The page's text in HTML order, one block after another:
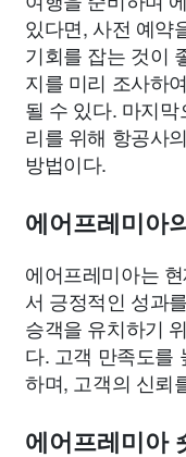
있다면, 사전 예약
기회를 잡는 것이
지를 미리 조사하
될 수 있다. 마지
리를 위해 항공사
방법이다.
에어프레미아
에어프레미아는
서 긍정적인 성과
승객을 유치하기
다. 고객 만족도를
하며, 고객의 신뢰
에어프레미아